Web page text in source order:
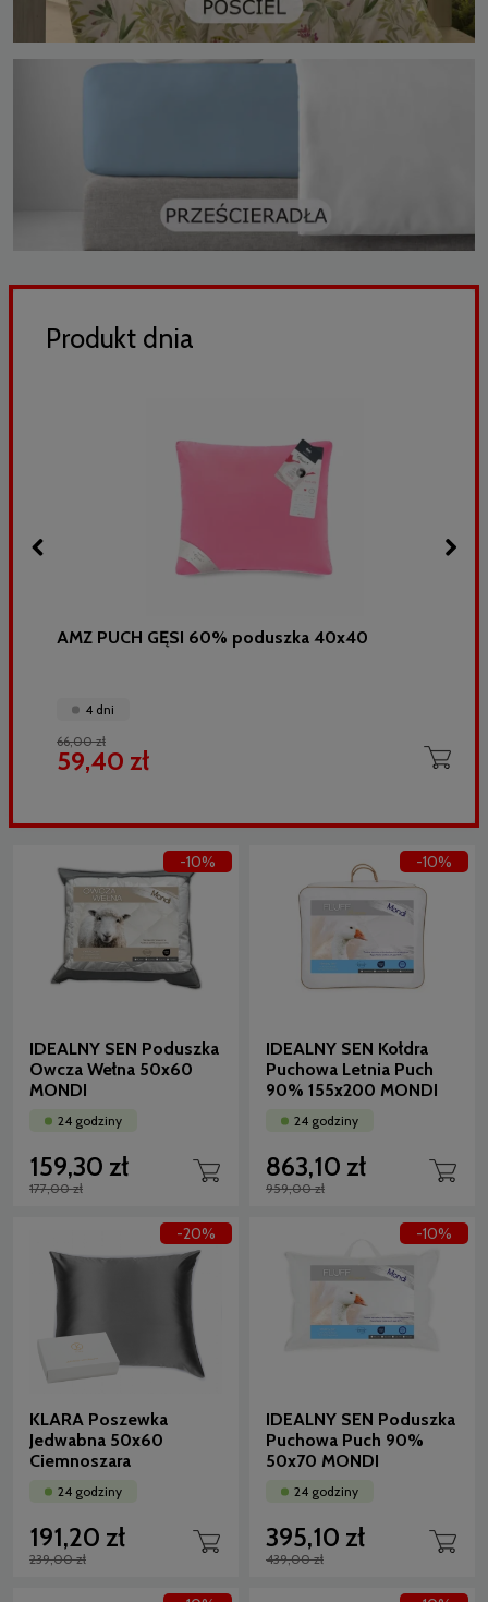
Produkt dnia
AMZ PUCH GĘSI 60% poduszka 40x40
4 dni
66,00 zł
59,40 zł
IDEALNY SEN Poduszka
Owcza Wełna 50x60
MONDI
24 godziny
159,30 zł
177,00 zł
-10%
IDEALNY SEN Kołdra
Puchowa Letnia Puch
90% 155x200 MONDI
24 godziny
863,10 zł
959,00 zł
-10%
KLARA Poszewka
Jedwabna 50x60
Ciemnoszara
24 godziny
191,20 zł
239,00 zł
-20%
IDEALNY SEN Poduszka
Puchowa Puch 90%
50x70 MONDI
24 godziny
395,10 zł
439,00 zł
-10%